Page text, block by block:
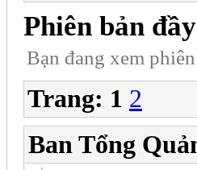
Phiên bản
Bạn đang xem
Trang: 1 2
Ban Tổng